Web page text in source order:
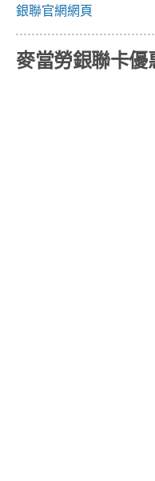
銀聯官網網頁
麥當勞銀聯卡優